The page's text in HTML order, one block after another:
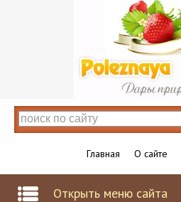
Главная О сайте
Открыть меню сайта